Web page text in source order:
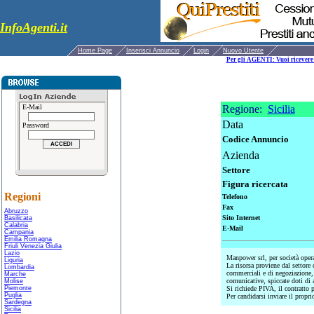
InfoAgenti.it
Home Page Inserisci Annuncio Login
Nuovo Utente
Per gli AGENTI: Vuoi
E-Mail
Password
Regioni
Abruzzo
Basilicata
Calabria
Campania
Emilia Romagna
Friuli Venezia Giulia
Lazio
Liguria
Lombardia
Marche
Molise
Piemonte
Puglia
Sardegna
Sicilia
Regione: Sicilia
Data
Codice Annuncio
Azienda
Settore
Figura ricercata
Telefono
Fax
Sito Internet
E-Mail
Manpower srl, per società
La risorsa proviene dal
commerciali e di
comunicative, spiccate doti di
Si richiede PIVA, il contratto
Per candidarsi inviare il